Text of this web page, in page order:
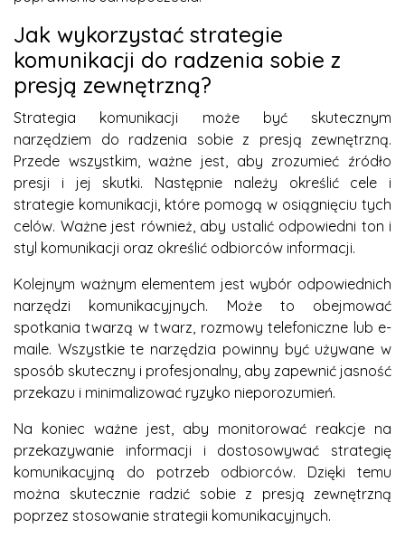
Jak wykorzystać strategie
komunikacji do radzenia sobie z
presją zewnętrzną?
Strategia komunikacji może być skutecznym
narzędziem do radzenia sobie z presją zewnętrzną.
Przede wszystkim, ważne jest, aby zrozumieć źródło
presji i jej skutki. Następnie należy określić cele i
strategie komunikacji, które pomogą w osiągnięciu tych
celów. Ważne jest również, aby ustalić odpowiedni ton i
styl komunikacji oraz określić odbiorców informacji.
Kolejnym ważnym elementem jest wybór odpowiednich
narzędzi komunikacyjnych. Może to obejmować
spotkania twarzą w twarz, rozmowy telefoniczne lub e-
maile. Wszystkie te narzędzia powinny być używane w
sposób skuteczny i profesjonalny, aby zapewnić jasność
przekazu i minimalizować ryzyko nieporozumień.
Na koniec ważne jest, aby monitorować reakcje na
przekazywanie informacji i dostosowywać strategię
komunikacyjną do potrzeb odbiorców. Dzięki temu
można skutecznie radzić sobie z presją zewnętrzną
poprzez stosowanie strategii komunikacyjnych.